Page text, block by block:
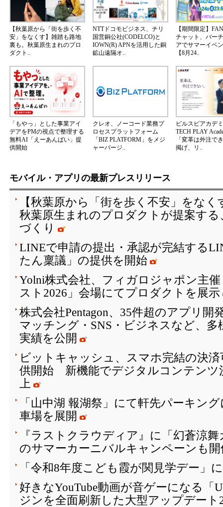
【秋葉原から「街を歩く不
安」をなくす】雑踏も路地
裏も。秋葉原生まれのプロ
ダクト..
NTTドコモビジネス、チリ
国営銅公社(CODELCO)と
IOWN(R) APNを活用した銅
鉱山遠隔オ..
【期間限定】
チャット、バー
アでサマーイベ
【8月24..
「もやっ」とした事業アイ
デアをPMの視点で整理する
無料AI「えーあんばい」提
供開始
クレオ、ノーコード業務プ
ロセスプラットフォーム
「BIZ PLATFORM」をメジ
ャーバージ..
ビルスピアカデ
TECH PLAY
「変革は外注で
掲げ、リ..
モバイル・アプリの最新プレスリリース
【秋葉原から「街を歩く不安」をな
秋葉原生まれのプロダクトが提案す
づくり
LINEで申請の提出・承認が完結する
たん稟議」の提供を開始
Yolni株式会社、フィガロジャポン主
スト2026」会場にてプロダクトを展示
株式会社Pentagon、35件超のアプリ開
マッチング・SNS・ビジネスなど、
実績を公開
ビットキャッシュ、スマホ完結の決
供開始 新機能でデジタルコンテンツ
上
「山中湖 報湖祭」にて軒先パーキン
車場を展開
『ラストクラウディア』に「幻蒼涼
のサマーカーニバルキャンペーンも
「令和8年度こども霞が関見学デー」
好きなYouTube動画が音ゲーになる「
ジンを全面刷新した大型アップデート